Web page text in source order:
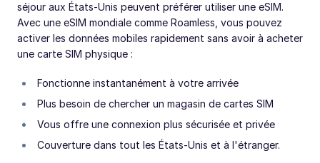
séjour aux États-Unis peuvent préférer utiliser une eSIM.
Avec une eSIM mondiale comme Roamless, vous pouvez
activer les données mobiles rapidement sans avoir à acheter
une carte SIM physique :
Fonctionne instantanément à votre arrivée
Plus besoin de chercher un magasin de cartes SIM
Vous offre une connexion plus sécurisée et privée
Couverture dans tout les États-Unis et à l'étranger.